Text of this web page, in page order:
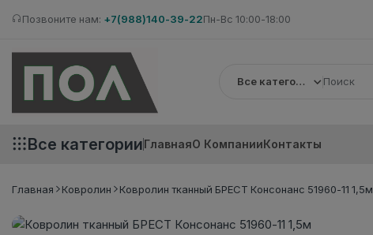
Позвоните нам: +7(988)140-39-22Пн-Вс 10:00-18:00
Все категории
Все категорииГлавнаяО КомпанииКонтакты
Главная Ковролин Ковролин тканный БРЕСТ Консонанс 51960-11 1,5м